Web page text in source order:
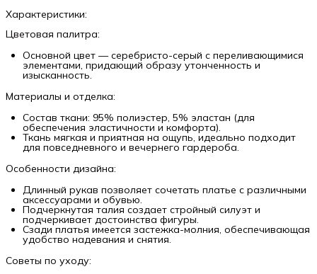
Характеристики:
Цветовая палитра:
Основной цвет — серебристо-серый с переливающимися
элементами, придающий образу утонченность и
изысканность.
Материалы и отделка:
Состав ткани: 95% полиэстер, 5% эластан (для
обеспечения эластичности и комфорта).
Ткань мягкая и приятная на ощупь, идеально подходит
для повседневного и вечернего гардероба.
Особенности дизайна:
Длинный рукав позволяет сочетать платье с различными
аксессуарами и обувью.
Подчеркнутая талия создает стройный силуэт и
подчеркивает достоинства фигуры.
Сзади платья имеется застежка-молния, обеспечивающая
удобство надевания и снятия.
Советы по уходу: